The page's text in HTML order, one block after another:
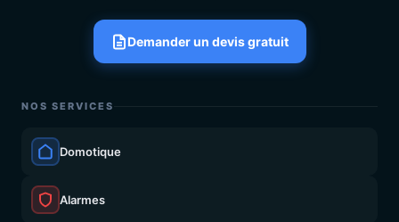
Demander un devis gratuit
NOS SERVICES
Domotique
Alarmes